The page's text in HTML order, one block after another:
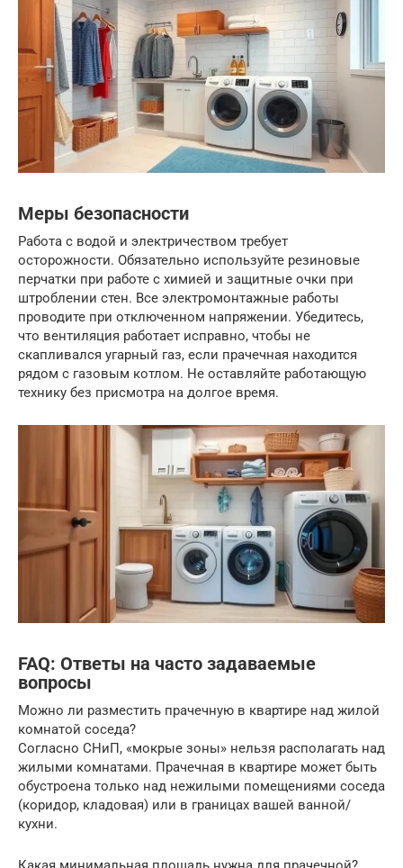
Меры безопасности
Работа с водой и электричеством требует
осторожности. Обязательно используйте резиновые
перчатки при работе с химией и защитные очки при
штроблении стен. Все электромонтажные работы
проводите при отключенном напряжении. Убедитесь,
что вентиляция работает исправно, чтобы не
скапливался угарный газ, если прачечная находится
рядом с газовым котлом. Не оставляйте работающую
технику без присмотра на долгое время.
FAQ: Ответы на часто задаваемые
вопросы
Можно ли разместить прачечную в квартире над жилой
комнатой соседа?
Согласно СНиП, «мокрые зоны» нельзя располагать над
жилыми комнатами. Прачечная в квартире может быть
обустроена только над нежилыми помещениями соседа
(коридор, кладовая) или в границах вашей ванной/
кухни.